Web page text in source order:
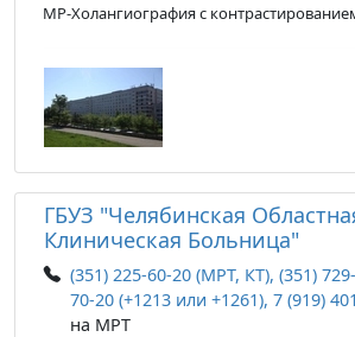
МР-Холангиография с
ГБУЗ "Челябинская
Клиническая Больница"
(351) 225-60-20 (МРТ, КТ), (351)
70-20 (+1213 или +1261), 7 (919)
на МРТ